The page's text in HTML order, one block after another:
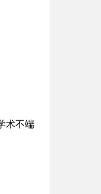
术不端